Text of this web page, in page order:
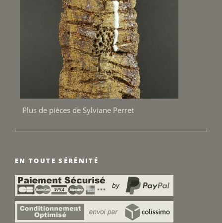
Plus de pièces de Sylviane Perret
EN TOUTE SÉRÉNITÉ